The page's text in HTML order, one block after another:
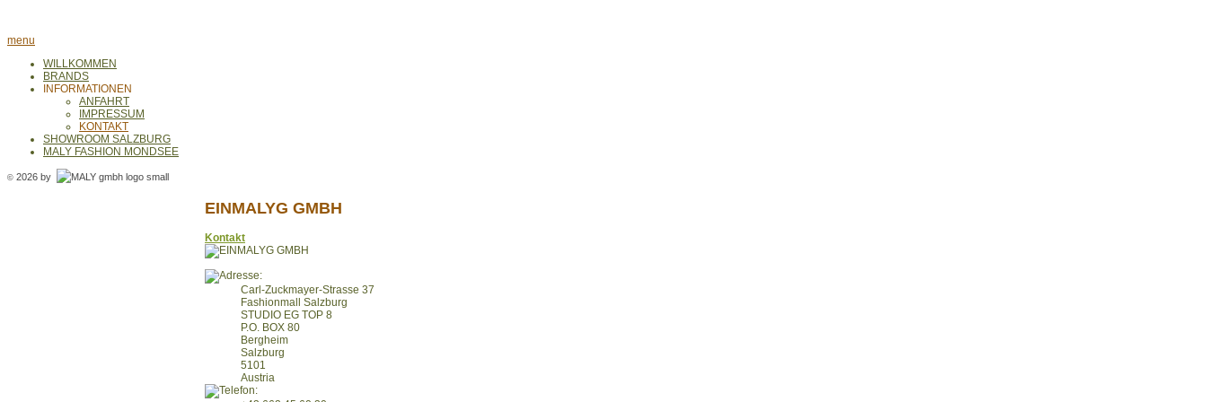
menu
WILLKOMMEN
BRANDS
INFORMATIONEN
ANFAHRT
IMPRESSUM
KONTAKT
SHOWROOM SALZBURG
MALY FASHION MONDSEE
© 2026 by
EINMALYG GMBH
Kontakt
Carl-Zuckmayer-Strasse 37
Fashionmall Salzburg
STUDIO EG TOP 8
P.O. BOX 80
Bergheim
Salzburg
5101
Austria